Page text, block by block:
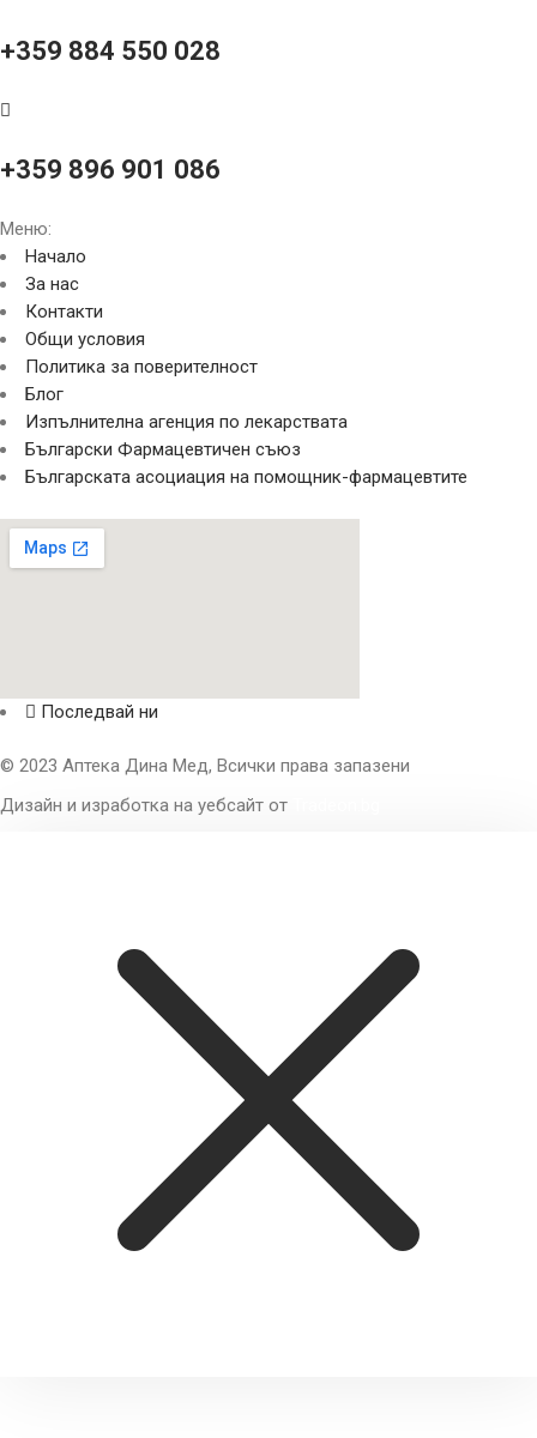
+359 884 550 028
+359 896 901 086
Меню:
Начало
За нас
Контакти
Общи условия
Политика за поверителност
Блог
Изпълнителна агенция по лекарствата
Български Фармацевтичен съюз
Българската асоциация на помощник-фармацевтите
Последвай ни
© 2023 Аптека Дина Мед, Всички права запазени
Дизайн и изработка на уебсайт от